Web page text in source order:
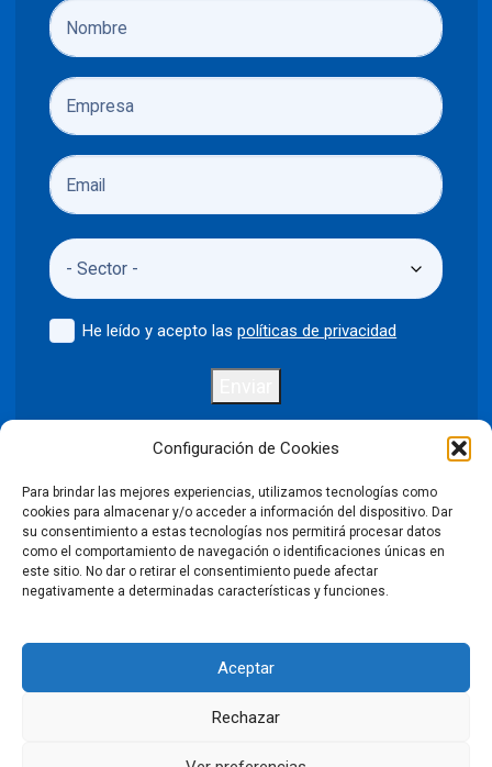
Configuración de Cookies
Para brindar las mejores experiencias, utilizamos tecnologías como
cookies para almacenar y/o acceder a información del dispositivo. Dar
su consentimiento a estas tecnologías nos permitirá procesar datos
como el comportamiento de navegación o identificaciones únicas en
este sitio. No dar o retirar el consentimiento puede afectar
negativamente a determinadas características y funciones.
Aceptar
Rechazar
He leído y acepto laspolíticas de privacidad
Política de privacidad Aviso legal
Política de cookies
Declaración de accesibilidad
©2026 Puntodis. Todos los derechos reservados. Prohibida la